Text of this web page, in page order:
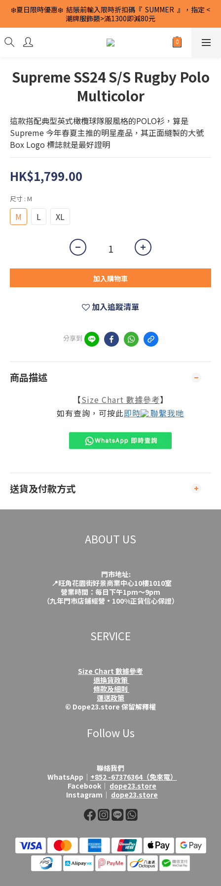
❄️夏日限時優惠❄️  結賬前輸入限時折扣碼『  SUMMER  』，指定 <
潮牌服飾類>滿1300即減80元
Supreme SS24 S/S Rugby Polo
Multicolor
這款搭配典型英式橄欖球隊服風格的POLO衫，算是
Supreme 今年春夏主推的明星產品，其正面縫製的大號
Box Logo 標誌就是最好證明
HK$1,799.00
尺寸 : M
M L XL
加入購物車
加入追蹤清單
分享到
商品描述
【Size Chart 數據參考】
如有查詢，可按此即時 聯繫我哋
送貨及付款方式
ABOUT US
門市地址:
📍旺角花園街好景商業中心10樓1010室
營業時間：每日下午1pm～9pm
（九年門市店鋪經營·100%正貨信心保證）
SERVICE
Size Chart 數據參考
退換貨政策
條款及細則
運送政策
© Dope23.store 保留解釋權
Follow Us
聯絡我們
WhatsApp│ +852 -67376364（免來電）
Facebook│ dope23.store
Instagram│ dope23.store